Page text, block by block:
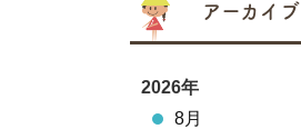
アーカイブ
2026年
8月